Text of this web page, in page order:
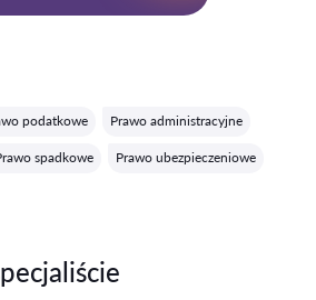
podatkowe Prawo administracyjne
spadkowe Prawo ubezpieczeniowe